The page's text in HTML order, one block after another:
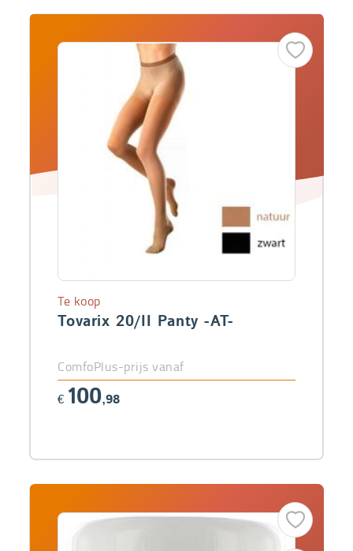
Tovarix 20/II Panty -AT-
Te koop
ComfoPlus-prijs vanaf
€ 100,98